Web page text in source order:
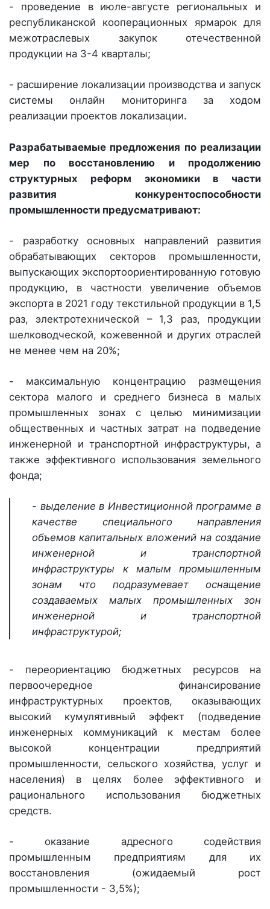
- проведение в июле-августе региональных и
республиканской кооперационных ярмарок для
межотраслевых закупок отечественной
продукции на 3-4 кварталы;
- расширение локализации производства и запуск
системы онлайн мониторинга за ходом
реализации проектов локализации.
Разрабатываемые предложения по реализации
мер по восстановлению и продолжению
структурных реформ экономики в части
развития конкурентоспособности
промышленности предусматривают:
- разработку основных направлений развития
обрабатывающих секторов промышленности,
выпускающих экспортоориентированную готовую
продукцию, в частности увеличение объемов
экспорта в 2021 году текстильной продукции в 1,5
раз, электротехнической – 1,3 раз, продукции
шелководческой, кожевенной и других отраслей
не менее чем на 20%;
- максимальную концентрацию размещения
сектора малого и среднего бизнеса в малых
промышленных зонах с целью минимизации
общественных и частных затрат на подведение
инженерной и транспортной инфраструктуры, а
также эффективного использования земельного
фонда;
- выделение в Инвестиционной программе в
качестве специального направления
объемов капитальных вложений на создание
инженерной и транспортной
инфраструктуры к малым промышленным
зонам что подразумевает оснащение
создаваемых малых промышленных зон
инженерной и транспортной
инфраструктурой;
- переориентацию бюджетных ресурсов на
первоочередное финансирование
инфраструктурных проектов, оказывающих
высокий кумулятивный эффект (подведение
инженерных коммуникаций к местам более
высокой концентрации предприятий
промышленности, сельского хозяйства, услуг и
населения) в целях более эффективного и
рационального использования бюджетных
средств.
- оказание адресного содействия
промышленным предприятиям для их
восстановления (ожидаемый рост
промышленности - 3,5%);